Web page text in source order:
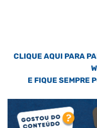
CLIQUE AQUI PARA
E FIQUE SEMPRE